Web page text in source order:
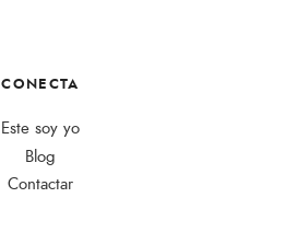
CONECTA
Este soy yo
Blog
Contactar